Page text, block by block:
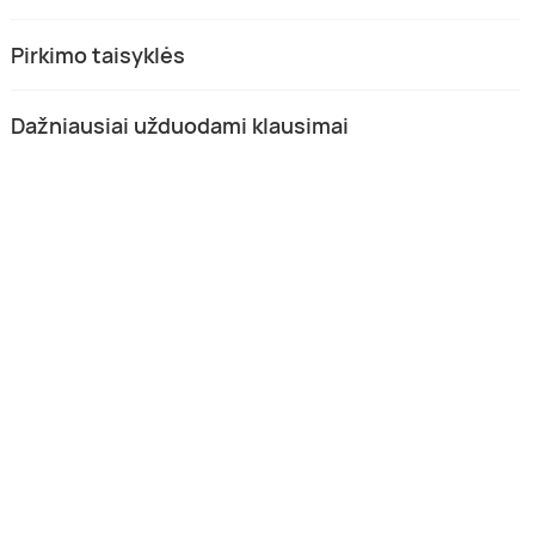
Pirkimo taisyklės
Dažniausiai užduodami klausimai